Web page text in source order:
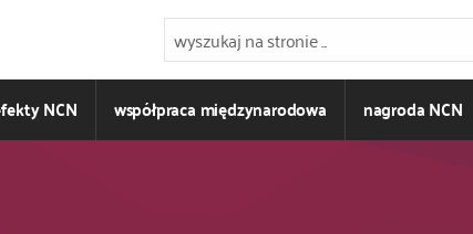
NCN współpraca międzynarodowa nagroda NCN